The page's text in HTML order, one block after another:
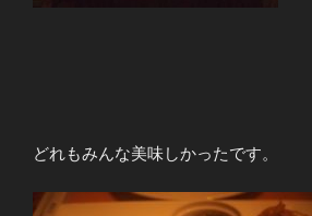
どれもみんな美味しかったです。